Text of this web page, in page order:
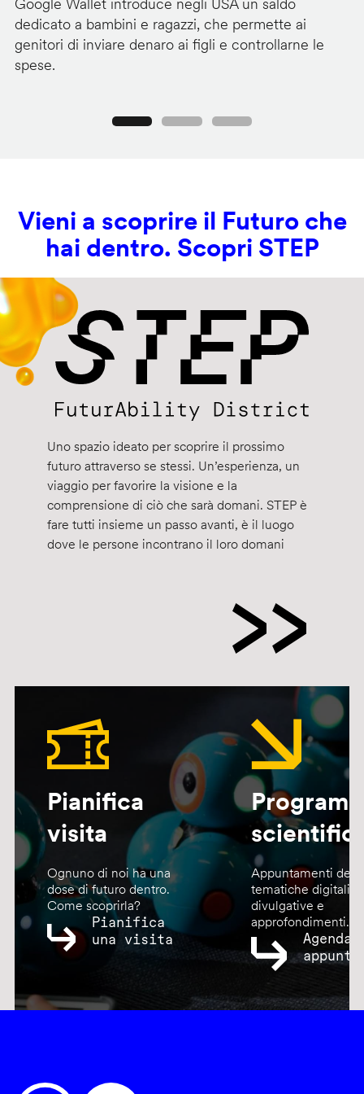
Google Wallet introduce negli USA un saldo
dedicato a bambini e ragazzi, che permette ai
genitori di inviare denaro ai figli e controllarne le
spese.
Vieni a scoprire il Futuro che
hai dentro. Scopri STEP
Uno spazio ideato per scoprire il prossimo
futuro attraverso se stessi. Un’esperienza, un
viaggio per favorire la visione e la
comprensione di ciò che sarà domani. STEP è
fare tutti insieme un passo avanti, è il luogo
dove le persone incontrano il loro domani
Pianifica
visita
Ognuno di noi ha una
dose di futuro dentro.
Come scoprirla?
Pianifica
una visita
Appuntamenti
tematiche digitali,
divulgative e
approfondimenti.
Agenda